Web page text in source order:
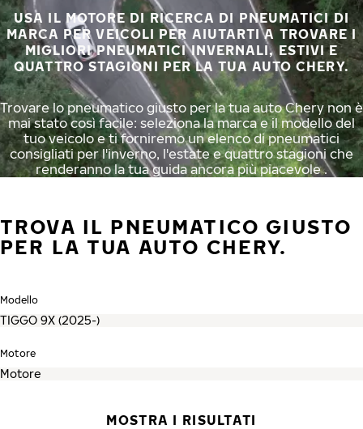
USA IL MOTORE DI RICERCA DI PNEUMATICI DI
MARCA PER VEICOLI PER AIUTARTI A TROVARE I
MIGLIORI PNEUMATICI INVERNALI, ESTIVI E
QUATTRO STAGIONI PER LA TUA AUTO CHERY.
Trovare lo pneumatico giusto per la tua auto Chery non è
mai stato così facile: seleziona la marca e il modello del
tuo veicolo e ti forniremo un elenco di pneumatici
consigliati per l'inverno, l'estate e quattro stagioni che
renderanno la tua guida ancora più piacevole .
TROVA IL PNEUMATICO GIUSTO
PER LA TUA AUTO CHERY.
Modello
Motore
MOSTRA I RISULTATI